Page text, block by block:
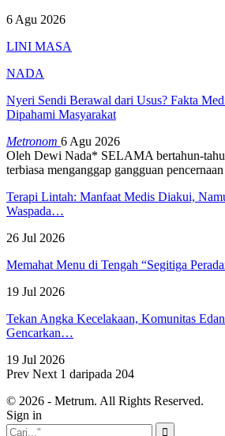
6 Agu 2026
LINI MASA
NADA
Nyeri Sendi Berawal dari Usus? Fakta
Dipahami Masyarakat
Metronom 6 Agu 2026
Oleh Dewi Nada* SELAMA bertahun-
terbiasa menganggap gangguan pencernaan
Terapi Lintah: Manfaat Medis Diakui,
Waspada…
26 Jul 2026
Memahat Menu di Tengah “Segitiga
19 Jul 2026
Tekan Angka Kecelakaan, Komunitas
Gencarkan…
19 Jul 2026
Prev Next 1 daripada 204
© 2026 - Metrum. All Rights Reserved.
Sign in